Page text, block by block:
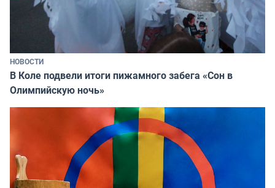
НОВОСТИ
В Коле подвели итоги пижамного забега «Сон в
Олимпийскую ночь»